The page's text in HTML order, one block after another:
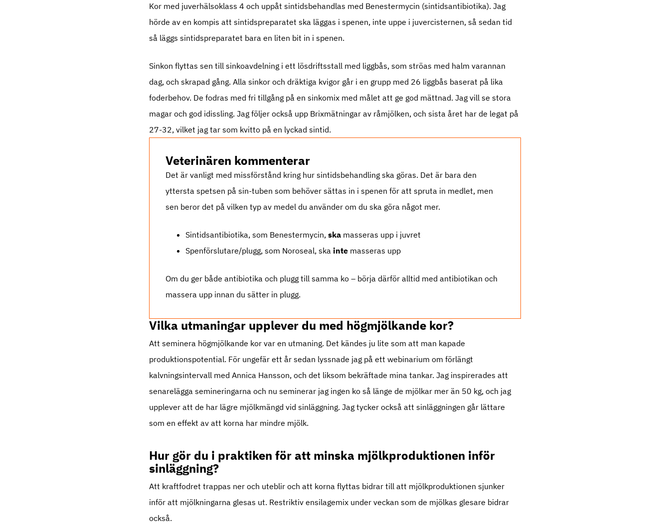
Kor med juverhälsoklass 4 och uppåt sintidsbehandlas med Benestermycin (sintidsantibiotika). Jag
hörde av en kompis att sintidspreparatet ska läggas i spenen, inte uppe i juvercisternen, så sedan tid
så läggs sintidspreparatet bara en liten bit in i spenen.
Sinkon flyttas sen till sinkoavdelning i ett lösdriftsstall med liggbås, som ströas med halm varannan
dag, och skrapad gång. Alla sinkor och dräktiga kvigor går i en grupp med 26 liggbås baserat på lika
foderbehov. De fodras med fri tillgång på en sinkomix med målet att ge god mättnad. Jag vill se stora
magar och god idissling. Jag följer också upp Brixmätningar av råmjölken, och sista året har de legat på
27-32, vilket jag tar som kvitto på en lyckad sintid.
Veterinären kommenterar
Det är vanligt med missförstånd kring hur sintidsbehandling ska göras. Det är bara den
yttersta spetsen på sin-tuben som behöver sättas in i spenen för att spruta in medlet, men
sen beror det på vilken typ av medel du använder om du ska göra något mer.
Sintidsantibiotika, som Benestermycin, ska masseras upp i juvret
Spenförslutare/plugg, som Noroseal, ska inte masseras upp
Om du ger både antibiotika och plugg till samma ko – börja därför alltid med antibiotikan och
massera upp innan du sätter in plugg.
Vilka utmaningar upplever du med högmjölkande kor?
Att seminera högmjölkande kor var en utmaning. Det kändes ju lite som att man kapade
produktionspotential. För ungefär ett år sedan lyssnade jag på ett webinarium om förlängt
kalvningsintervall med Annica Hansson, och det liksom bekräftade mina tankar. Jag inspirerades att
senarelägga semineringarna och nu seminerar jag ingen ko så länge de mjölkar mer än 50 kg, och jag
upplever att de har lägre mjölkmängd vid sinläggning. Jag tycker också att sinläggningen går lättare
som en effekt av att korna har mindre mjölk.
Hur gör du i praktiken för att minska mjölkproduktionen inför
sinläggning?
Att kraftfodret trappas ner och uteblir och att korna flyttas bidrar till att mjölkproduktionen sjunker
inför att mjölkningarna glesas ut. Restriktiv ensilagemix under veckan som de mjölkas glesare bidrar
också.